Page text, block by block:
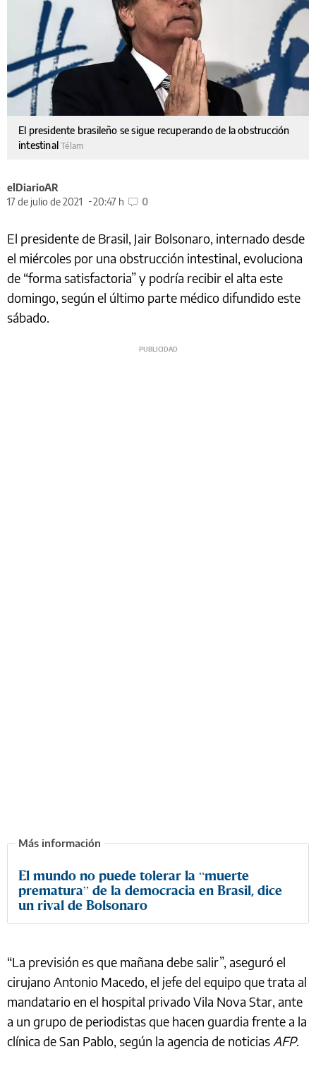
El presidente brasileño se sigue recuperando de la obstrucción
intestinalTélam
elDiarioAR
17 de julio de 2021
20:47 h 0
El presidente de Brasil, Jair Bolsonaro, internado desde
el miércoles por una obstrucción intestinal, evoluciona
de “forma satisfactoria” y podría recibir el alta este
domingo, según el último parte médico difundido este
sábado.
El mundo no puede tolerar la “muerte
prematura” de la democracia en Brasil, dice
un rival de Bolsonaro
“La previsión es que mañana debe salir”, aseguró el
cirujano Antonio Macedo, el jefe del equipo que trata al
mandatario en el hospital privado Vila Nova Star, ante
a un grupo de periodistas que hacen guardia frente a la
clínica de San Pablo, según la agencia de noticias AFP.